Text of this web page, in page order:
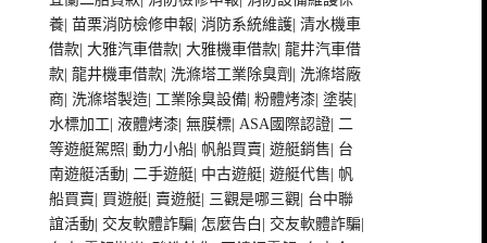
養 |苗栗消防檢修申報 |消防系統維護 |清水機車
借款 |大雅汽車借款 |大雅機車借款 |龍井汽車借
款 |龍井機車借款 洗滌塔工業除臭劑
洗滌塔廠
商 洗滌塔製造 工業除臭設備 |粉體烤漆 |塗裝
水標加工 |液體烤漆 |無膜標 |ASA國際認證 |二
等遊艇駕照 |動力小船 帆船買賣 |遊艇銷售 台
南遊艇活動 |二手遊艇 中古遊艇 |遊艇代售 帆
船買賣 買遊艇 賣遊艇 三觀是哪三觀 台中聯
誼活動 交友軟體詐騙 怎麼告白 交友軟體詐騙